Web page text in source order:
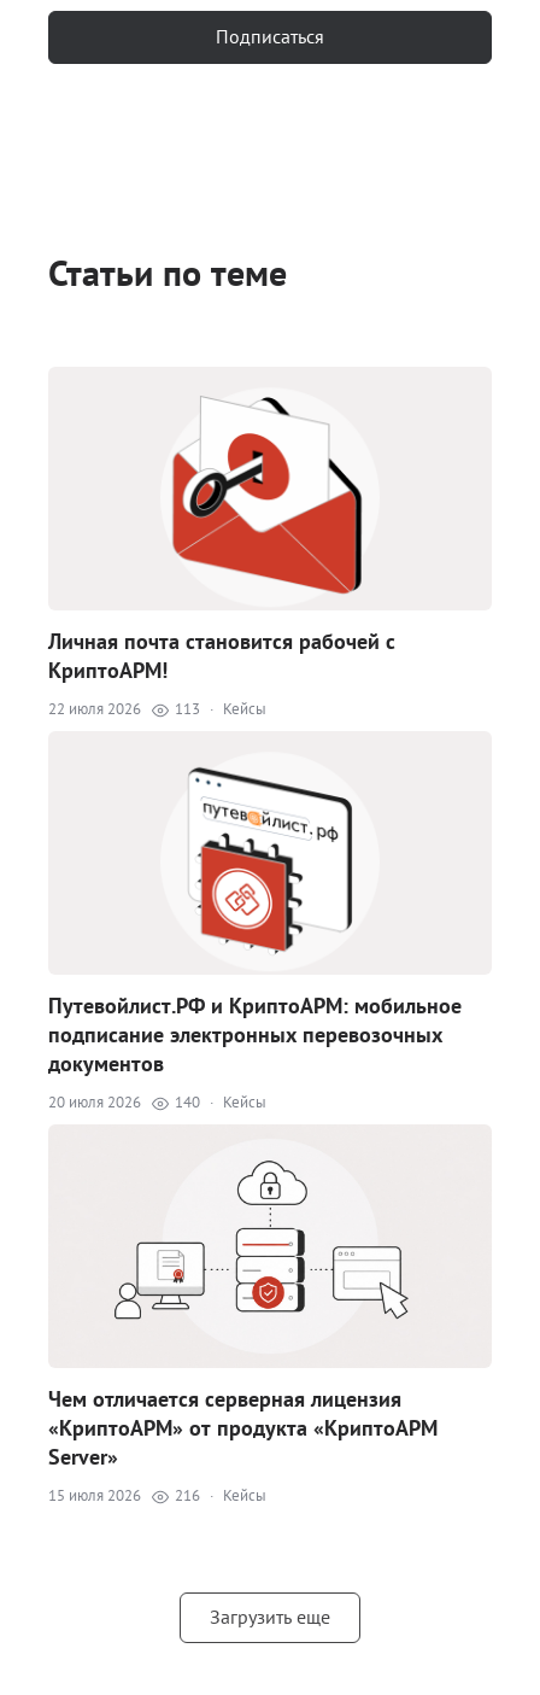
Подписаться
Статьи по теме
Личная почта становится рабочей с
КриптоАРМ!
22 июля 2026 113 · Кейсы
Путевойлист.РФ и КриптоАРМ: мобильное
подписание электронных перевозочных
документов
20 июля 2026 140 · Кейсы
Чем отличается серверная лицензия
«КриптоАРМ» от продукта «КриптоАРМ
Server»
15 июля 2026 216 · Кейсы
Загрузить еще